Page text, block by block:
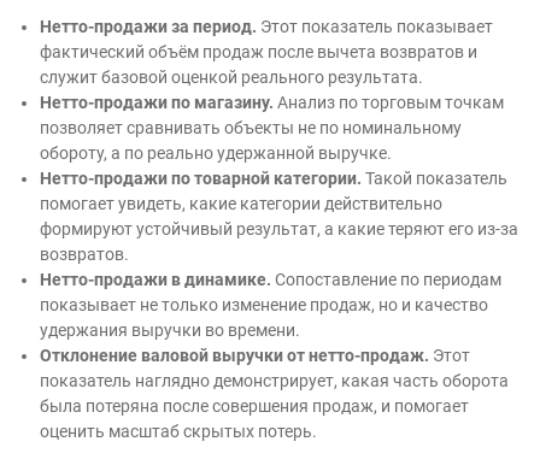
Нетто-продажи за период. Этот показатель показывает
фактический объём продаж после вычета возвратов и
служит базовой оценкой реального результата.
Нетто-продажи по магазину. Анализ по торговым точкам
позволяет сравнивать объекты не по номинальному
обороту, а по реально удержанной выручке.
Нетто-продажи по товарной категории. Такой показатель
помогает увидеть, какие категории действительно
формируют устойчивый результат, а какие теряют его из-за
возвратов.
Нетто-продажи в динамике. Сопоставление по периодам
показывает не только изменение продаж, но и качество
удержания выручки во времени.
Отклонение валовой выручки от нетто-продаж. Этот
показатель наглядно демонстрирует, какая часть оборота
была потеряна после совершения продаж, и помогает
оценить масштаб скрытых потерь.